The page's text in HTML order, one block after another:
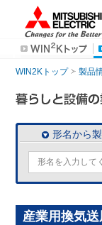
WIN2Kトップ 製品
形名から
産業用換気